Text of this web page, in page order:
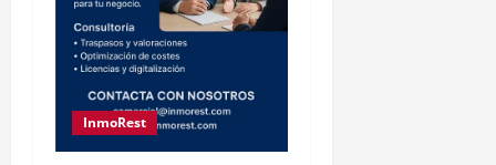
InmoRest